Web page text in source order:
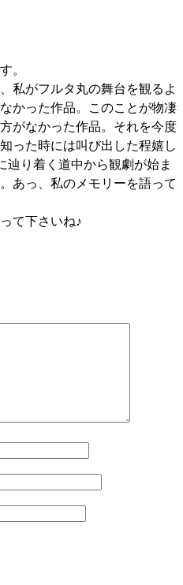
。
私がフルタ丸の舞台を観るよ
かった作品。このことが物凄
がなかった作品。それを今度
った時には叫び出した程嬉し
り着く道中から観劇が始ま
あっ、私のメモリーを語って
て下さいね♪